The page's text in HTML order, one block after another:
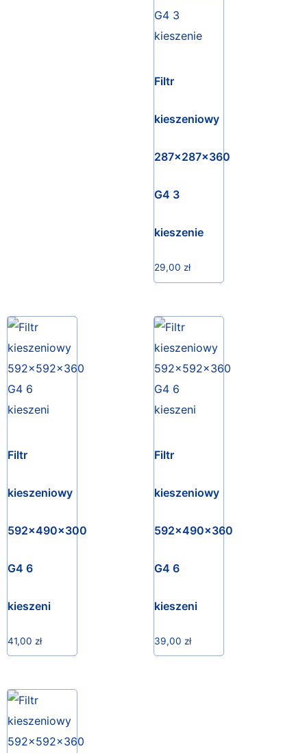
Filtr
kieszeniowy
287x287x360
G4 3
kieszenie
29,00 zł
Filtr
kieszeniowy
592x490x300
G4 6
kieszeni
41,00 zł
Filtr
kieszeniowy
592x490x360
G4 6
kieszeni
39,00 zł